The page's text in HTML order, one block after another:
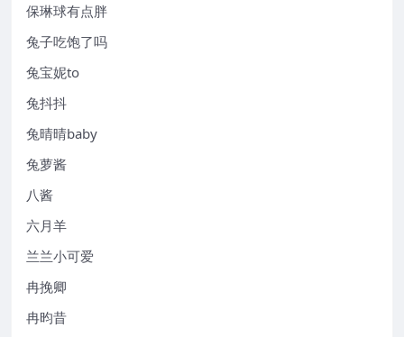
保琳球有点胖
兔子吃饱了吗
兔宝妮to
兔抖抖
兔晴晴baby
兔萝酱
八酱
六月羊
兰兰小可爱
冉挽卿
冉昀昔